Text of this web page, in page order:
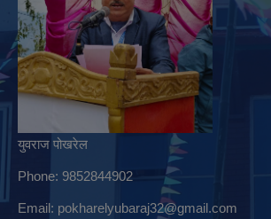
युवराज पोखरेल
Phone: 9852844902
Email: pokharelyubaraj32@gmail.com